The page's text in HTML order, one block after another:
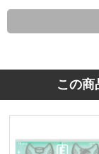
この商